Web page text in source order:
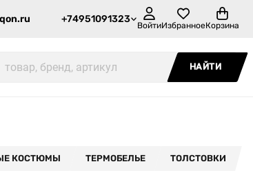
+74951091323
ВойтиИзбранноеКорзина
НАЙТИ
КОСТЮМЫ ТЕРМОБЕЛЬЕ ТОЛСТОВКИ